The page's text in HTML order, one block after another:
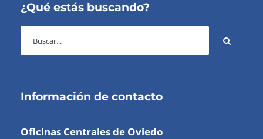
¿Qué estás buscando?
Información de contacto
Oficinas Centrales de Oviedo